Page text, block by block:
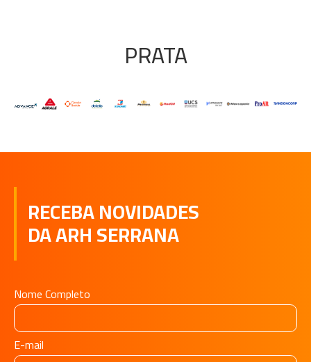
PRATA
RECEBA NOVIDADES
DA ARH SERRANA
Nome Completo
E-mail